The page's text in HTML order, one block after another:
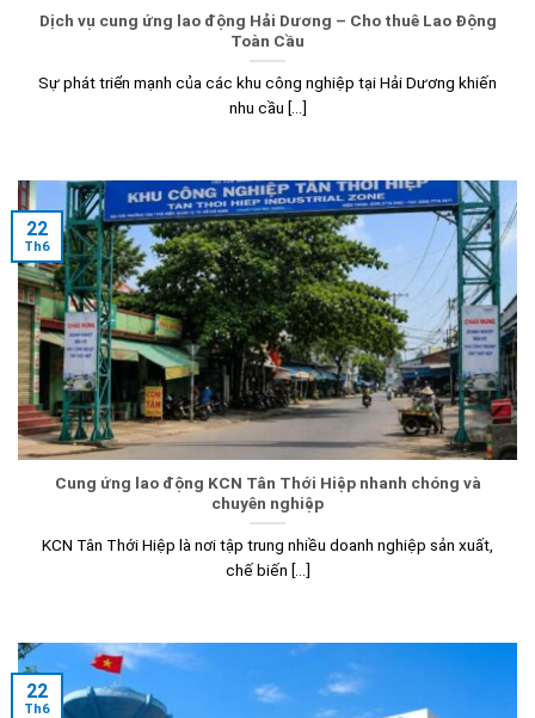
Dịch vụ cung ứng lao động Hải Dương – Cho thuê Lao Động
Toàn Cầu
Sự phát triển mạnh của các khu công nghiệp tại Hải Dương khiến
nhu cầu [...]
Cung ứng lao động KCN Tân Thới Hiệp nhanh chóng và
chuyên nghiệp
KCN Tân Thới Hiệp là nơi tập trung nhiều doanh nghiệp sản xuất,
chế biến [...]
22
Th6
22
Th6